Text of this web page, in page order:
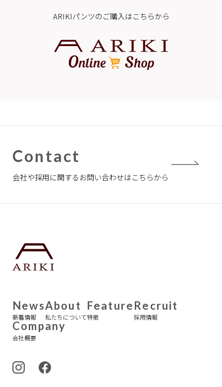
ARIKIパンツのご購入はこちらから
Contact
会社や採用に関するお問い合わせはこちらから
News
新着情報
About
私たちについて
Feature
特徴
Recruit
採用情報
Company
会社概要